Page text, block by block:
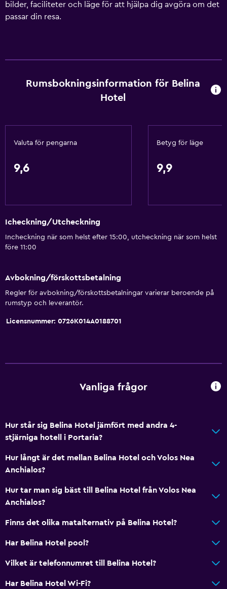
bilder, faciliteter och läge för att hjälpa dig avgöra om det
passar din resa.
Rumsbokningsinformation för Belina
Hotel
Valuta för pengarna
9,6
Betyg för läge
9,9
Icheckning/Utcheckning
Incheckning när som helst efter 15:00, utcheckning när som helst
före 11:00
Avbokning/förskottsbetalning
Regler för avbokning/förskottsbetalningar varierar beroende på
rumstyp och leverantör.
Licensnummer: 0726K014A0188701
Vanliga frågor
Hur står sig Belina Hotel jämfört med andra 4-
stjärniga hotell i Portaria?
Hur långt är det mellan Belina Hotel och Volos Nea
Anchialos?
Hur tar man sig bäst till Belina Hotel från Volos Nea
Anchialos?
Finns det olika matalternativ på Belina Hotel?
Har Belina Hotel pool?
Vilket är telefonnumret till Belina Hotel?
Har Belina Hotel Wi-Fi?